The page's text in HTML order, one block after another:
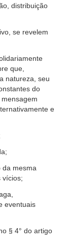
distribuição
se revelem
que,
natureza, seu
do
e
da mesma
vícios;
eventuais
§ 4° do artigo